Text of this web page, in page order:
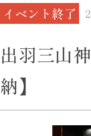
イベント終了
出羽三山
納】